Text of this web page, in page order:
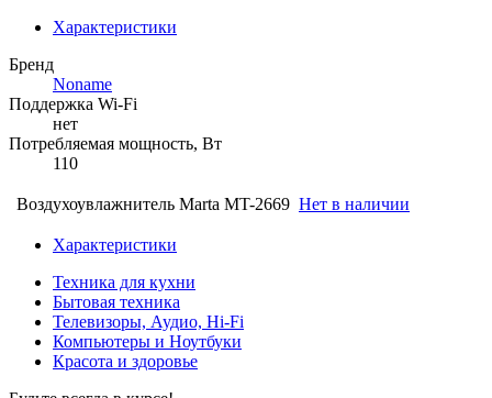
Характеристики
Бренд
Noname
Поддержка Wi-Fi
нет
Потребляемая мощность, Вт
110
Воздухоувлажнитель Marta MT-2669 Нет в наличии
Характеристики
Техника для кухни
Бытовая техника
Телевизоры, Аудио, Hi-Fi
Компьютеры и Ноутбуки
Красота и здоровье